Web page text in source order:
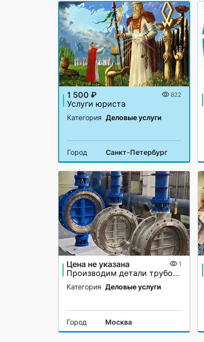
1 500 ₽ 822
Услуги юриста
Категория Деловые услуги
Город Санкт-Петербург
Цена не указана 1
Производим детали трубопровода по чертежам заказчика
Категория Деловые услуги
Город Москва